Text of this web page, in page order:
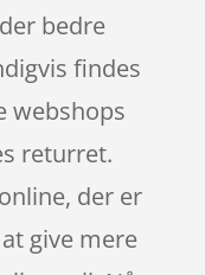
bedre
findes
webshops
returret.
der er
give mere